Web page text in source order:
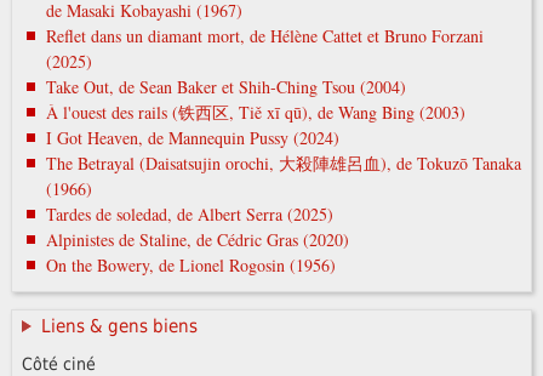
de Masaki Kobayashi (1967)
Reflet dans un diamant mort, de Hélène Cattet et Bruno Forzani
(2025)
Take Out, de Sean Baker et Shih-Ching Tsou (2004)
À l'ouest des rails (铁西区, Tiě xī qū), de Wang Bing (2003)
I Got Heaven, de Mannequin Pussy (2024)
The Betrayal (Daisatsujin orochi, 大殺陣雄呂血), de Tokuzō Tanaka
(1966)
Tardes de soledad, de Albert Serra (2025)
Alpinistes de Staline, de Cédric Gras (2020)
On the Bowery, de Lionel Rogosin (1956)
Liens & gens biens
Côté ciné